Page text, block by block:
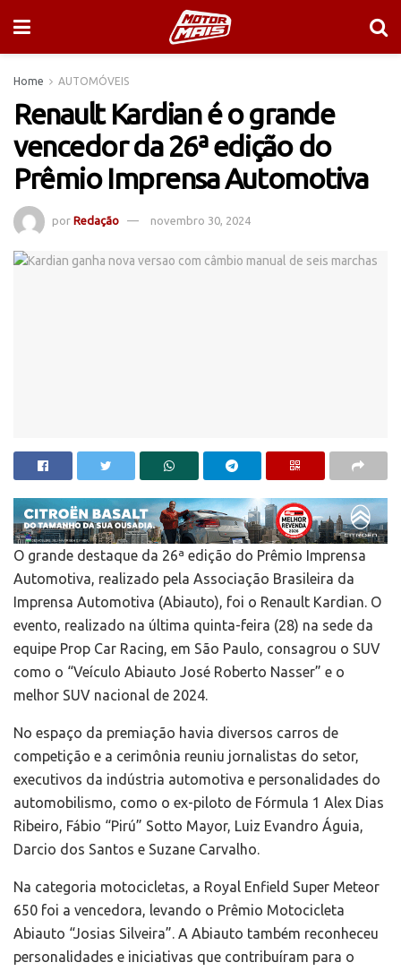
Home AUTOMÓVEIS
Renault Kardian é o grande
vencedor da 26ª edição do
Prêmio Imprensa Automotiva
por Redação novembro 30, 2024
O grande destaque da 26ª edição do Prêmio Imprensa
Automotiva, realizado pela Associação Brasileira da
Imprensa Automotiva (Abiauto), foi o Renault Kardian. O
evento, realizado na última quinta-feira (28) na sede da
equipe Prop Car Racing, em São Paulo, consagrou o SUV
como o “Veículo Abiauto José Roberto Nasser” e o
melhor SUV nacional de 2024.
No espaço da premiação havia diversos carros de
competição e a cerimônia reuniu jornalistas do setor,
executivos da indústria automotiva e personalidades do
automobilismo, como o ex-piloto de Fórmula 1 Alex Dias
Ribeiro, Fábio “Pirú” Sotto Mayor, Luiz Evandro Águia,
Darcio dos Santos e Suzane Carvalho.
Na categoria motocicletas, a Royal Enfield Super Meteor
650 foi a vencedora, levando o Prêmio Motocicleta
Abiauto “Josias Silveira”. A Abiauto também reconheceu
personalidades e iniciativas que contribuíram para o